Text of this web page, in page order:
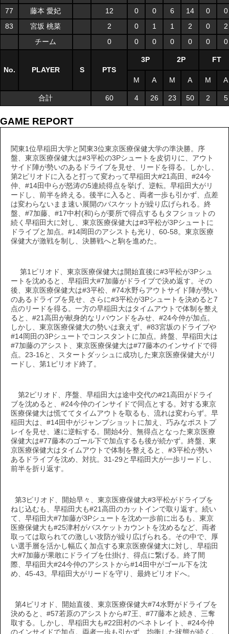
77
藤本 愛妃 12 0 0 6 14 0
0
83
宮坂 桃菜 2 0 1 1 2 0
2
チーム
0 0 0 0 0 0 0
No. PLAYER S PTS
3P 2P FT
M A M A M A
合計 60 4 26 23 50 2 5
GAME REPORT
関東1位早稲田大学と関東3位東京医療保健大学の準決勝。序
盤、東京医療保健大は#3平松の3Pシュートを皮切りに、アウト
サイド陣が勢いのあるドライブを見せ、リードを得る。しかし、
第2ピリオドに入ると打って変わって早稲田大#21高田、#24今
仲、#14田中らが怒涛の5連続得点を挙げ、逆転。早稲田大がリ
ードし、前半を終える。後半に入ると、両者一歩も引かず、点差
は変わらないまま速い展開のバスケットが繰り広げられる。終
盤、#7加藤、#17中村(和)らが要所で得点するもタフショットの
続く早稲田大に対し、東京医療保健大は#3平松が3Pシュートに
ドライブと加点。#14岡田のアシストも光り、60-58。東京医療
保健大が激戦を制し、決勝戦へと駒を進めた。
第1ピリオド、東京医療保健大は開始直後に#3平松が3Pシュ
ートを沈めると、早稲田大#7加藤がドライブで決め返す。その
後、東京医療保健大は#3平松、#74水野らアウトサイド陣が勢い
のあるドライブを見せ、さらに#3平松が3Pシュートを決めると7
点のリードを得る。一方の早稲田大はタイムアウトで体制を整え
ると、#21高田が献身的なリバウンドをみせ、#24今仲が加点。
しかし、東京医療保健大の勢いは衰えず、#83宮坂のドライブや
#14岡田の3Pシュートでコンスタントに加点。終盤、早稲田大は
#7加藤のアシスト、東京医療保健大は#77藤本のインサイドで得
点。23-16と、スタートダッシュに成功した東京医療保健大がリ
ードし、第1ピリオド終了。
第2ピリオド、序盤、早稲田大は途中交代の#21高田がドライ
ブを沈めると、#24今仲のインサイドで同点とする。対する東京
医療保健大は慌ててタイムアウトを取るも、流れは変わらず。早
稲田大は、#14田中がジャンプショットに加え、巧みなポストプ
レイを見せ、遂に逆転する。開始4分、無得点となった東京医療
保健大は#77藤本のゴール下で加点するも後が続かず。終盤、東
京医療保健大はタイムアウトで体制を整えると、#3平松が勢い
あるドライブを沈め、対抗。31-29と早稲田大が一歩リードし、
前半を折り返す。
第3ピリオド、開始早々、東京医療保健大#3平松がドライブを
ねじ込むも、早稲田大も#21高田のカットインで取り返す。続い
て、早稲田大#7加藤が3Pシュートを沈め一歩前に出るも、東京
医療保健大も#25津村がバスケットカウントを沈めるなど、両者
取っては取られての激しい攻防が繰り広げられる。その中で、厚
い選手層を活かし幅広く加点する東京医療保健大に対し、早稲田
大#7加藤が果敢にドライブを仕掛け、得点に繋げる。終了間
際、早稲田大#24今仲のアシストから#14田中がゴール下を沈
め、45-43。早稲田大がリードを守り、最終ピリオドへ。
第4ピリオド、開始直後、東京医療保健大#74水野がドライブを
決めると、#57若原のアシストから#7王、#77藤本と続き、三奪
取する。しかし、早稲田大も#22田村のペネトレイト、#24今仲
のインサイドで加点。両者一歩も引かず、均衡した状態が続く。